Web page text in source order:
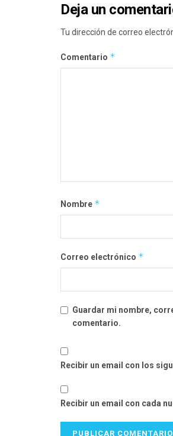
Deja un
Tu dirección de correo
Comentario *
Nombre *
Correo electrónico *
Guardar mi nombre,
comentario.
Recibir un email con los
Recibir un email con cada